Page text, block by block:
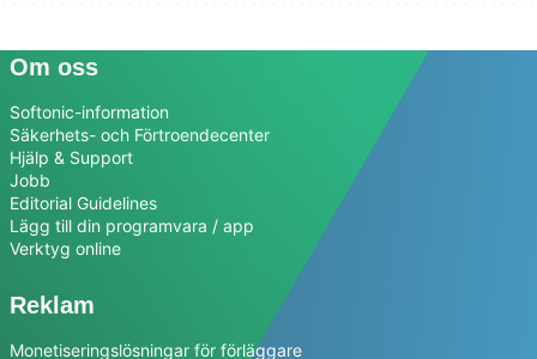
Om oss
Softonic-information
Säkerhets- och Förtroendecenter
Hjälp & Support
Jobb
Editorial Guidelines
Lägg till din programvara / app
Verktyg online
Reklam
Monetiseringslösningar för förläggare